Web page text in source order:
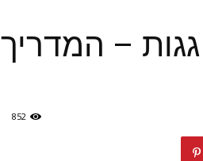
– המדריך
852